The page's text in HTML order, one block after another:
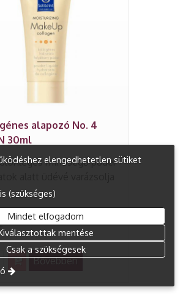
alapozó No. 4
30ml
minőségű púder
Bővebben
elengedhetetlen sütiket
(szükséges)
Mindet elfogadom
mentése
Csak a szükségesek